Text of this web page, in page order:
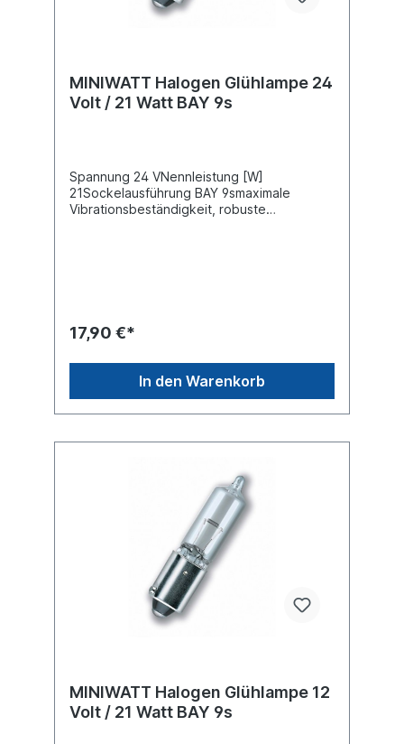
MINIWATT Halogen Glühlampe 24
Volt / 21 Watt BAY 9s
Spannung 24 VNennleistung [W]
21Sockelausführung BAY 9smaximale
Vibrationsbeständigkeit, robuste
17,90 €*
In den Warenkorb
MINIWATT Halogen Glühlampe 12
Volt / 21 Watt BAY 9s